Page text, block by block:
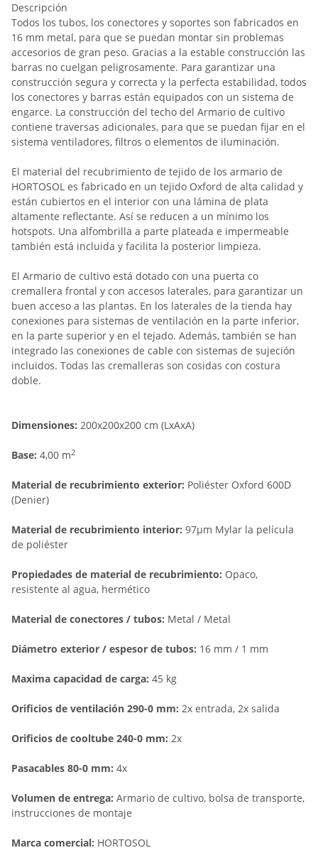
Descripción
Todos los tubos, los conectores y soportes son fabricados en
16 mm metal, para que se puedan montar sin problemas
accesorios de gran peso. Gracias a la estable construcción las
barras no cuelgan peligrosamente. Para garantizar una
construcción segura y correcta y la perfecta estabilidad, todos
los conectores y barras están equipados con un sistema de
engarce. La construcción del techo del Armario de cultivo
contiene traversas adicionales, para que se puedan fijar en el
sistema ventiladores, filtros o elementos de iluminación.
El material del recubrimiento de tejido de los armario de
HORTOSOL es fabricado en un tejido Oxford de alta calidad y
están cubiertos en el interior con una lámina de plata
altamente reflectante. Así se reducen a un mínimo los
hotspots. Una alfombrilla a parte plateada e impermeable
también está incluida y facilita la posterior limpieza.
El Armario de cultivo está dotado con una puerta co
cremallera frontal y con accesos laterales, para garantizar un
buen acceso a las plantas. En los laterales de la tienda hay
conexiones para sistemas de ventilación en la parte inferior,
en la parte superior y en el tejado. Además, también se han
integrado las conexiones de cable con sistemas de sujeción
incluidos. Todas las cremalleras son cosidas con costura
doble.
Dimensiones: 200x200x200 cm (LxAxA)
Base: 4,00 m2
Material de recubrimiento exterior: Poliéster Oxford 600D
(Denier)
Material de recubrimiento interior: 97µm Mylar la película
de poliéster
Propiedades de material de recubrimiento: Opaco,
resistente al agua, hermético
Material de conectores / tubos: Metal / Metal
Diámetro exterior / espesor de tubos: 16 mm / 1 mm
Maxima capacidad de carga: 45 kg
Orificios de ventilación 290-0 mm: 2x entrada, 2x salida
Orificios de cooltube 240-0 mm: 2x
Pasacables 80-0 mm: 4x
Volumen de entrega: Armario de cultivo, bolsa de transporte,
instrucciones de montaje
Marca comercial: HORTOSOL